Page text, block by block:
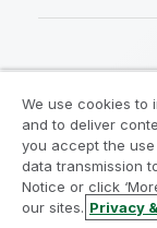
Acuerdos
Legal Policies
Condiciones
We use cookies to
and to deliver
you accept the
data transmission
Notice or click
our sites. Privacy